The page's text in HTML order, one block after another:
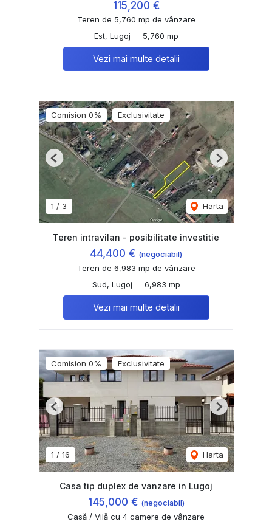
115,200 €
Teren de 5,760 mp de vânzare
Est, Lugoj
5,760 mp
Vezi mai multe detalii
Comision 0% Exclusivitate
1 / 3 Harta
Previous Next
Teren intravilan - posibilitate investitie
44,400 € (negociabil)
Teren de 6,983 mp de vânzare
Sud, Lugoj
6,983 mp
Vezi mai multe detalii
Comision 0% Exclusivitate
1 / 16 Harta
Previous Next
Casa tip duplex de vanzare in Lugoj
145,000 € (negociabil)
Casă / Vilă cu 4 camere de vânzare